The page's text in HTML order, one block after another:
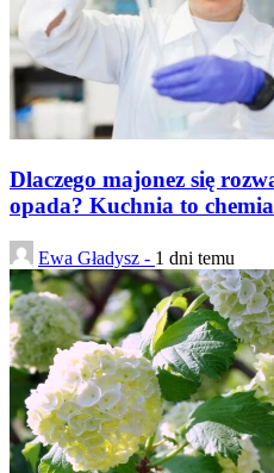
Dlaczego majonez się
opada? Kuchnia to
Ewa Gładysz - 1 dni temu